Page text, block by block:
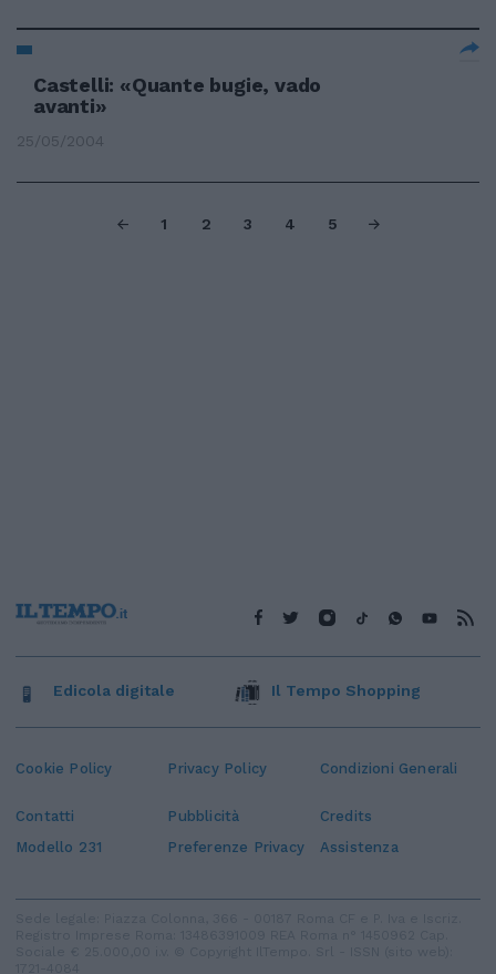
Castelli: «Quante bugie, vado
avanti»
25/05/2004
1 2 3 4 5
Cookie Policy Privacy Policy Condizioni Generali
Contatti Pubblicità
Credits
Modello 231
Preferenze Privacy Assistenza
Edicola digitale Il Tempo Shopping